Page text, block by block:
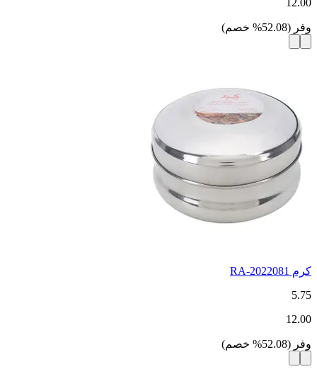
وفر (
52.08
% خصم)
كرم RA-2022081
5.75
12.00
وفر (
52.08
% خصم)